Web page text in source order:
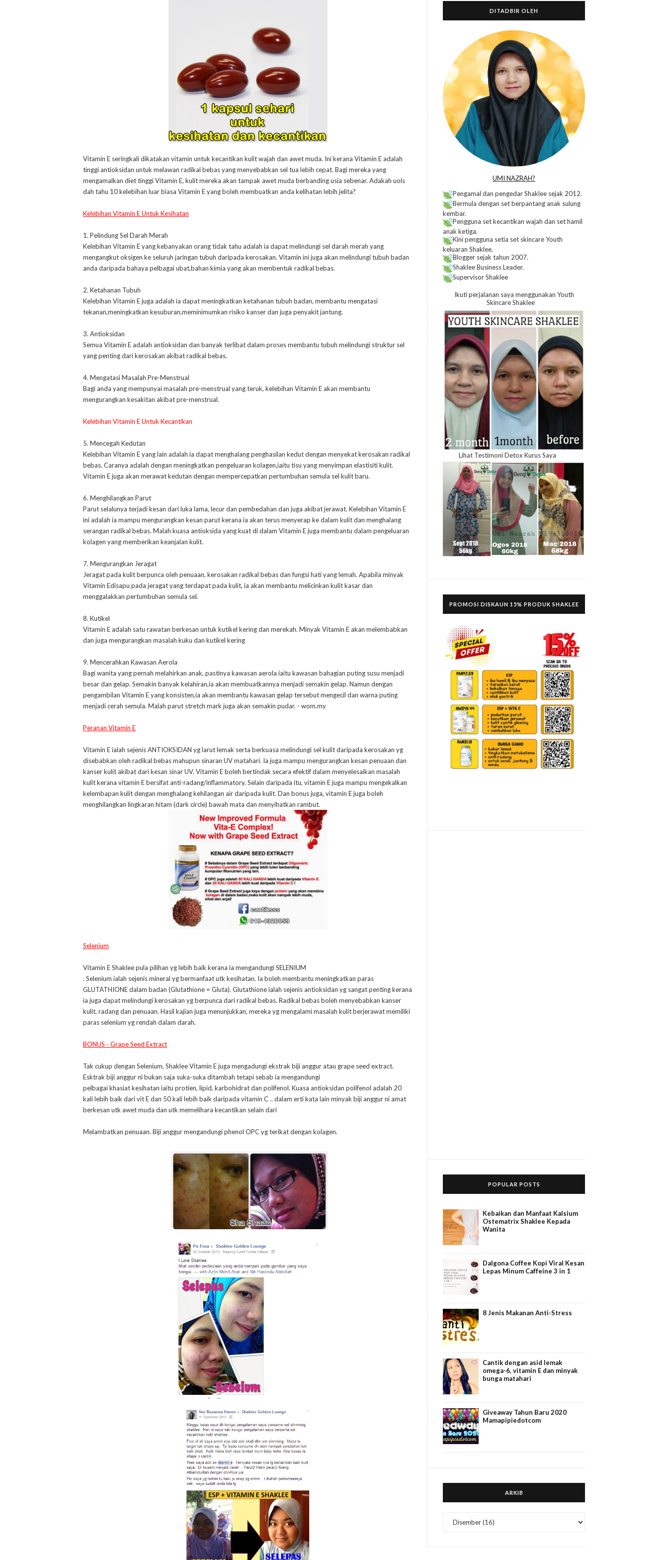
Vitamin E seringkali dikatakan vitamin untuk kecantikan kulit wajah dan awet muda. Ini kerana Vitamin E adalah
tinggi antioksidan untuk melawan radikal bebas yang menyebabkan sel tua lebih cepat. Bagi mereka yang
mengamalkan diet tinggi Vitamin E, kulit mereka akan tampak awet muda berbanding usia sebenar. Adakah uols
dah tahu 10 kelebihan luar biasa Vitamin E yang boleh membuatkan anda kelihatan lebih jelita?
Kelebihan Vitamin E Untuk Kesihatan
1. Pelindung Sel Darah Merah
Kelebihan Vitamin E yang kebanyakan orang tidak tahu adalah ia dapat melindungi sel darah merah yang
mengangkut oksigen ke seluruh jaringan tubuh daripada kerosakan. Vitamin ini juga akan melindungi tubuh badan
anda daripada bahaya pelbagai ubat,bahan kimia yang akan membentuk radikal bebas.
2. Ketahanan Tubuh
Kelebihan Vitamin E juga adalah ia dapat meningkatkan ketahanan tubuh badan, membantu mengatasi
tekanan,meningkatkan kesuburan,meminimumkan risiko kanser dan juga penyakit jantung.
3. Antioksidan
Semua Vitamin E adalah antioksidan dan banyak terlibat dalam proses membantu tubuh melindungi struktur sel
yang penting dari kerosakan akibat radikal bebas.
4. Mengatasi Masalah Pre-Menstrual
Bagi anda yang mempunyai masalah pre-menstrual yang teruk, kelebihan Vitamin E akan membantu
mengurangkan kesakitan akibat pre-menstrual.
Kelebihan Vitamin E Untuk Kecantikan
5. Mencegah Kedutan
Kelebihan Vitamin E yang lain adalah ia dapat menghalang penghasilan kedut dengan menyekat kerosakan radikal
bebas. Caranya adalah dengan meningkatkan pengeluaran kolagen,iaitu tisu yang menyimpan elastisiti kulit.
Vitamin E juga akan merawat kedutan dengan mempercepatkan pertumbuhan semula sel kulit baru.
6. Menghilangkan Parut
Parut selalunya terjadi kesan dari luka lama, lecur dan pembedahan dan juga akibat jerawat. Kelebihan Vitamin E
ini adalah ia mampu mengurangkan kesan parut kerana ia akan terus menyerap ke dalam kulit dan menghalang
serangan radikal bebas. Malah kuasa antioksida yang kuat di dalam Vitamin E juga membantu dalam pengeluaran
kolagen yang memberikan keanjalan kulit.
7. Mengurangkan Jeragat
Jeragat pada kulit berpunca oleh penuaan, kerosakan radikal bebas dan fungsi hati yang lemah. Apabila minyak
Vitamin Edisapu pada jeragat yang terdapat pada kulit, ia akan membantu melicinkan kulit kasar dan
menggalakkan pertumbuhan semula sel.
8. Kutikel
Vitamin E adalah satu rawatan berkesan untuk kutikel kering dan merekah. Minyak Vitamin E akan melembabkan
dan juga mengurangkan masalah kuku dan kutikel kering
9. Mencerahkan Kawasan Aerola
Bagi wanita yang pernah melahirkan anak, pastinya kawasan aerola iaitu kawasan bahagian puting susu menjadi
besar dan gelap. Semakin banyak kelahiran,ia akan membuatkannya menjadi semakin gelap. Namun dengan
pengambilan Vitamin E yang konsisten,ia akan membantu kawasan gelap tersebut mengecil dan warna puting
menjadi cerah semula. Malah parut stretch mark juga akan semakin pudar. - wom.my
Peranan Vitamin E
Vitamin E ialah sejenis ANTIOKSIDAN yg larut lemak serta berkuasa melindungi sel kulit daripada kerosakan yg
disebabkan oleh radikal bebas mahupun sinaran UV matahari. Ia juga mampu mengurangkan kesan penuaan dan
kanser kulit akibat dari kesan sinar UV. Vitamin E boleh bertindak secara efektif dalam menyelesaikan masalah
kulit kerana vitamin E bersifat anti-radang/inflammatory. Selain daripada itu, vitamin E juga mampu mengekalkan
kelembapan kulit dengan menghalang kehilangan air daripada kulit. Dan bonus juga, vitamin E juga boleh
menghilangkan lingkaran hitam (dark circle) bawah mata dan menyihatkan rambut.
Selenium
Vitamin E Shaklee pula pilihan yg lebih baik kerana ia mengandungi SELENIUM
. Selenium ialah sejenis mineral yg bermanfaat utk kesihatan. Ia boleh membantu meningkatkan paras
GLUTATHIONE dalam badan (Glutathione = Gluta). Glutathione ialah sejenis antioksidan yg sangat penting kerana
ia juga dapat melindungi kerosakan yg berpunca dari radikal bebas. Radikal bebas boleh menyebabkan kanser
kulit, radang dan penuaan. Hasil kajian juga menunjukkan, mereka yg mengalami masalah kulit berjerawat memiliki
paras selenium yg rendah dalam darah.
BONUS - Grape Seed Extract
Tak cukup dengan Selenium, Shaklee Vitamin E juga mengadungi ekstrak biji anggur atau grape seed extract.
Esktrak biji anggur ni bukan saja suka-suka ditambah tetapi sebab ia mengandungi
pelbagai khasiat kesihatan iaitu protien, lipid, karbohidrat dan polifenol. Kuasa antioksidan polifenol adalah 20
kali lebih baik dari vit E dan 50 kali lebih baik daripada vitamin C .. dalam erti kata lain minyak biji anggur ni amat
berkesan utk awet muda dan utk memelihara kecantikan selain dari
Melambatkan penuaan. Biji anggur mengandungi phenol OPC yg terikat dengan kolagen.
r
DITADBIR OLEH
UMI NAZRAH?
Pengamal dan pengedar Shaklee sejak 2012.
Bermula dengan set berpantang anak sulung
kembar.
Pengguna set kecantikan wajah dan set hamil
anak ketiga.
Kini pengguna setia set skincare Youth
keluaran Shaklee.
Blogger sejak tahun 2007.
Shaklee Business Leader.
Supervisor Shaklee
Ikuti perjalanan saya menggunakan Youth
Skincare Shaklee
Lihat Testimoni Detox Kurus Saya
PROMOSI DISKAUN 15% PRODUK SHAKLEE
POPULAR POSTS
Kebaikan dan Manfaat Kalsium
Ostematrix Shaklee Kepada
Wanita
Dalgona Coffee Kopi Viral Kesan
Lepas Minum Caffeine 3 in 1
8 Jenis Makanan Anti-Stress
Cantik dengan asid lemak
omega-6, vitamin E dan minyak
bunga matahari
Giveaway Tahun Baru 2020
Mamapipiedotcom
ARKIB